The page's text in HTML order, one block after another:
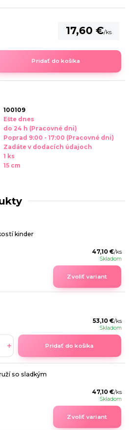
17,60 €/ks
Pridať do košíka
100109
Ešte dnes
do 24 h (Pracovné dni)
Poprad 9:00 - 17:00 (Pracovné dni)
Zadáte v dodacích údajoch
1 ks
15 cm
kinder
47,10 €/ks
Skladom
Zvoliť variant
53,10 €/ks
Skladom
Pridať do košíka
so sladkým
47,10 €/ks
Skladom
Zvoliť variant